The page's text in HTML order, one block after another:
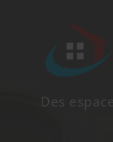
Des